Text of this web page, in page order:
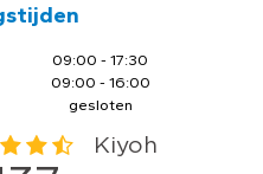
09:00 - 17:30
09:00 - 16:00
gesloten